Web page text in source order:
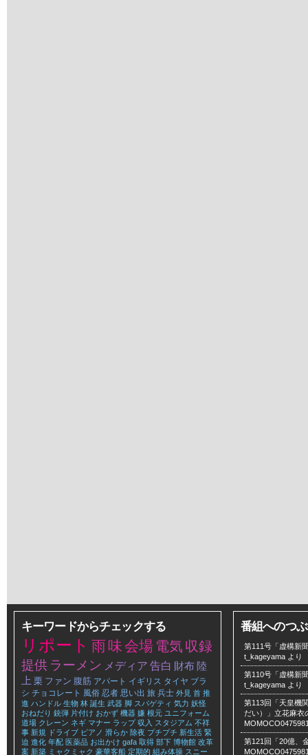
キーワードからチェックする
リポート 雨味会場 電気 収録
提供 ラーメン メディア 告白 財布 陸
上 栗 ファン 腹筋 アパート イギリス タイヤ ブラ
シ チョコレート 風俗 忍者 思い出 旅 兵士 外見 首 推
進 ハンドル 生物 林 誕生 武器 脚 スパゲティ 気力 妖怪
おねだり 銃弾 片付け おかず 機器 嫌 根元 ユニフォーム
道場 クレーン ネギ マナー ラップ 収入 スタジアム 不祥
事 新規 ドライブ ピアノ 滑らか 除夜 プチプチ 新生活 緊
迫 進化 年配 医薬品 お出かけ gafa 取得 部下 博物館 改革
案 新築 ミャクミャク 豪華客船 定期的 組み体操 スニー
番組へのつ
第111号「虚構新
t_kageyama より
第110号「虚構新
t_kageyama より
第113回「天皇機
だい）」立花麻衣
第121回「20億、